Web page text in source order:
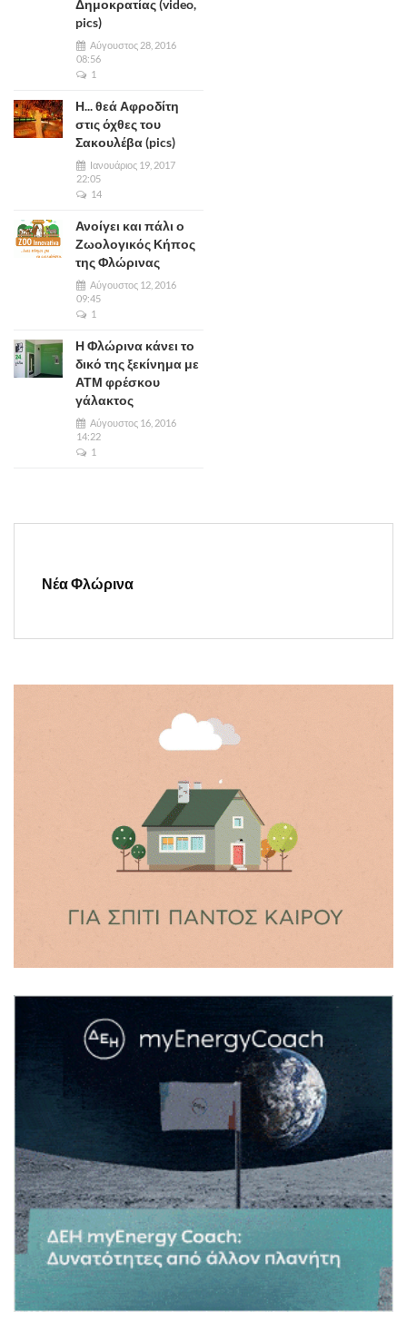
Δημοκρατίας (video,
pics)
Αύγουστος 28, 2016
08:56
1
Η... θεά Αφροδίτη
στις όχθες του
Σακουλέβα (pics)
Ιανουάριος 19, 2017
22:05
14
Ανοίγει και πάλι ο
Ζωολογικός Κήπος
της Φλώρινας
Αύγουστος 12, 2016
09:45
1
Η Φλώρινα κάνει το
δικό της ξεκίνημα με
ΑΤΜ φρέσκου
γάλακτος
Αύγουστος 16, 2016
14:22
1
Νέα Φλώρινα